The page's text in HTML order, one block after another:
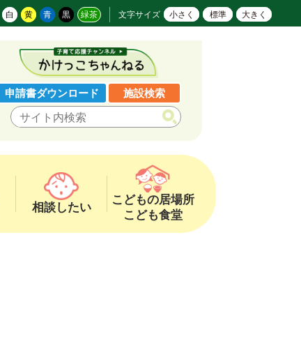
白 黄 青 黒 緑茶 文字サイズ 小さく 標準 大きく
申請書ダウンロード 施設検索
相談したい
こどもの居場所
こども食堂